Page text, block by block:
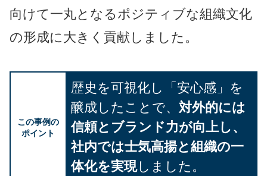
向けて一丸となるポジティブな組織文化
の形成に大きく貢献しました。
この事例の
ポイント
歴史を可視化し「安心感」を
醸成したことで、 対外的には
信頼とブランド力が向上し、
社内では士気高揚と組織の一
体化を実現しました。